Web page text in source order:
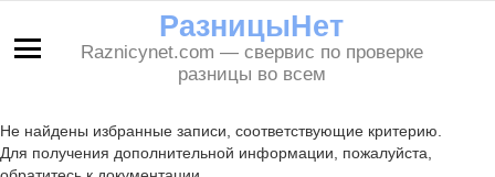
РазницыНет
Raznicynet.com — свервис по проверке
разницы во всем
Не найдены избранные записи, соответствующие критерию.
Для получения дополнительной информации, пожалуйста,